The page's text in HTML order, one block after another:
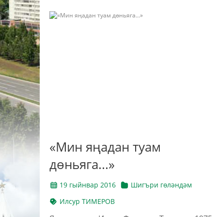
«Мин яңадан туам
дөньяга...»
19 гыйнвар 2016
Шигъри гөләндәм
Илсур ТИМЕРОВ